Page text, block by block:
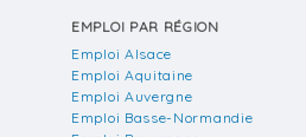
EMPLOI PAR RÉGION
Emploi Alsace
Emploi Aquitaine
Emploi Auvergne
Emploi Basse-Normandie